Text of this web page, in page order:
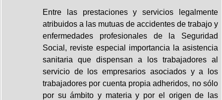
Entre las prestaciones y servicios legalmente
atribuidos a las mutuas de accidentes de trabajo y
enfermedades profesionales de la Seguridad
Social, reviste especial importancia la asistencia
sanitaria que dispensan a los trabajadores al
servicio de los empresarios asociados y a los
trabajadores por cuenta propia adheridos, no sólo
por su ámbito y materia y por el origen de las